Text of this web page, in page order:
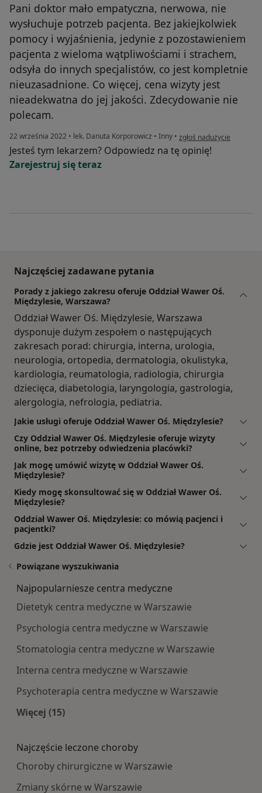
Pani doktor mało empatyczna, nerwowa, nie
wysłuchuje potrzeb pacjenta. Bez jakiejkolwiek
pomocy i wyjaśnienia, jedynie z pozostawieniem
pacjenta z wieloma wątpliwościami i strachem,
odsyła do innych specjalistów, co jest kompletnie
nieuzasadnione. Co więcej, cena wizyty jest
nieadekwatna do jej jakości. Zdecydowanie nie
polecam.
22 września 2022 • lek. Danuta Korporowicz • Inny • w opinii użytkownika Julia
zgłoś nadużycie
Jesteś tym lekarzem? Odpowiedz na tę opinię!
Zarejestruj się teraz
Najczęściej zadawane pytania
Porady z jakiego zakresu oferuje Oddział Wawer Oś.
Międzylesie, Warszawa?
Oddział Wawer Oś. Międzylesie, Warszawa
dysponuje dużym zespołem o następujących
zakresach porad: chirurgia, interna, urologia,
neurologia, ortopedia, dermatologia, okulistyka,
kardiologia, reumatologia, radiologia, chirurgia
dziecięca, diabetologia, laryngologia, gastrologia,
alergologia, nefrologia, pediatria.
Jakie usługi oferuje Oddział Wawer Oś. Międzylesie?
Czy Oddział Wawer Oś. Międzylesie oferuje wizyty
online, bez potrzeby odwiedzenia placówki?
Jak mogę umówić wizytę w Oddział Wawer Oś.
Międzylesie?
Kiedy mogę skonsultować się w Oddział Wawer Oś.
Międzylesie?
Oddział Wawer Oś. Międzylesie: co mówią pacjenci i
pacjentki?
Gdzie jest Oddział Wawer Oś. Międzylesie?
Powiązane wyszukiwania
Najpopularniesze centra medyczne
Dietetyk centra medyczne w Warszawie
Psychologia centra medyczne w Warszawie
Stomatologia centra medyczne w Warszawie
Interna centra medyczne w Warszawie
Psychoterapia centra medyczne w Warszawie
Więcej (15)
Najczęście leczone choroby
Choroby chirurgiczne w Warszawie
Zmiany skórne w Warszawie